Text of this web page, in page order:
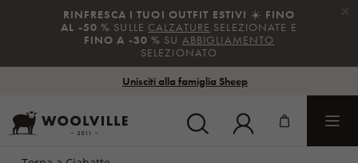
RINFRESCA I TUOI OUTFIT ESTIVI ☀️ FINO
AL -50 % SULLE CALZATURE SELEZIONATE E
FINO A -30 % SU ABBIGLIAMENTO
SELEZIONATO
×
Unisciti alla famiglia Sheep